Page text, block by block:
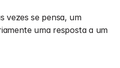
vezes se pensa, um
uma resposta a um